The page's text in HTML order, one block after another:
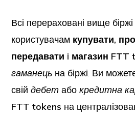
Всі перераховані вище
користувачам купувати,
передавати і магазин FTT
гаманець на біржі. Ви
свійдебет або кредитна
FTT tokens на